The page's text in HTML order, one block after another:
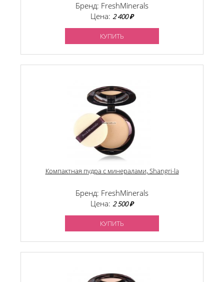
Бренд: FreshMinerals
Цена: 2 400 ₽
КУПИТЬ
Компактная пудра с минералами, Shangri-la
Бренд: FreshMinerals
Цена: 2 500 ₽
КУПИТЬ